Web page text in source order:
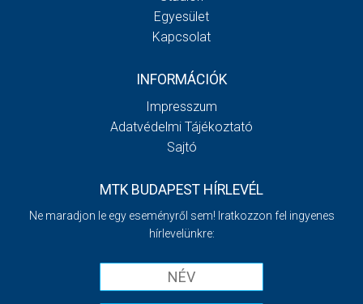
Egyesület
Kapcsolat
INFORMÁCIÓK
Impresszum
Adatvédelmi Tájékoztató
Sajtó
MTK BUDAPEST HÍRLEVÉL
Ne maradjon le egy eseményről sem! Iratkozzon fel ingyenes
hírlevelünkre: